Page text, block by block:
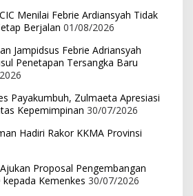
Menilai Febrie Ardiansyah Tidak
Berjalan 01/08/2026
Jampidsus Febrie Adriansyah
Penetapan Tersangka Baru
Payakumbuh, Zulmaeta Apresiasi
Kepemimpinan 30/07/2026
Hadiri Rakor KKMA Provinsi
Proposal Pengembangan
kepada Kemenkes 30/07/2026